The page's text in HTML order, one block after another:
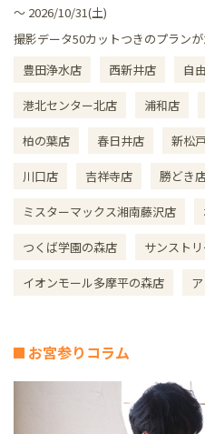
～ 2026/10/31(土)
撮影データ50カットつきのプラン
豊田浄水店
西新井店 自
港北センター北店 浦和店
柏の葉店 春日井店 新松
川口店 吉祥寺店 勝どき
ミスターマックス湘南藤沢店
つくば学園の森店 サンスト
イオンモール多摩平の森店
お宮参りコラム